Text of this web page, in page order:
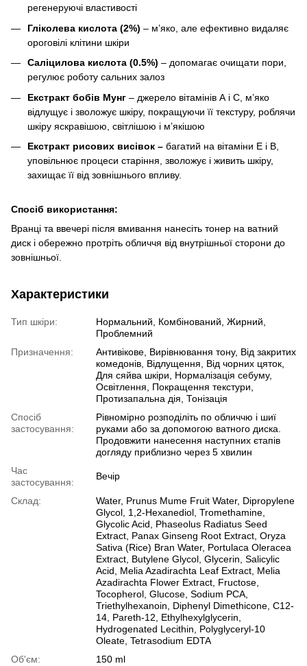
регенеруючі властивості
Гліколева кислота (2%) – м’яко, але ефективно видаляє
ороговілі клітини шкіри
Саліцилова кислота (0.5%) – допомагає очищати пори,
регулює роботу сальних залоз
Екстракт бобів Мунг – джерело вітамінів А і С, м’яко
відлущує і зволожує шкіру, покращуючи її текстуру, роблячи
шкіру яскравішою, світлішою і м’якішою
Екстракт рисових висівок – багатий на вітаміни E і B,
уповільнює процеси старіння, зволожує і живить шкіру,
захищає її від зовнішнього впливу.
Спосіб використання:
Вранці та ввечері після вмивання нанесіть тонер на ватний
диск і обережно протріть обличчя від внутрішньої сторони до
зовнішньої.
Характеристики
Тип шкіри:
Нормальний, Комбінований, Жирний,
Проблемний
Призначення:
Антивікове, Вирівнювання тону, Від закритих
комедонів, Відлущення, Від чорних цяток,
Для сяйва шкіри, Нормалізація себуму,
Освітлення, Покращення текстури,
Протизапальна дія, Тонізація
Спосіб
застосування:
Рівномірно розподіліть по обличчю і шиї
руками або за допомогою ватного диска.
Продовжити нанесення наступних єтапів
догляду приблизно через 5 хвилин
Час
застосування:
Вечір
Склад:
Water, Prunus Mume Fruit Water, Dipropylene
Glycol, 1,2-Hexanediol, Tromethamine,
Glycolic Acid, Phaseolus Radiatus Seed
Extract, Panax Ginseng Root Extract, Oryza
Sativa (Rice) Bran Water, Portulaca Oleracea
Extract, Butylene Glycol, Glycerin, Salicylic
Acid, Melia Azadirachta Leaf Extract, Melia
Azadirachta Flower Extract, Fructose,
Tocopherol, Glucose, Sodium PCA,
Triethylhexanoin, Diphenyl Dimethicone, C12-
14, Pareth-12, Ethylhexylglycerin,
Hydrogenated Lecithin, Polyglyceryl-10
Oleate, Tetrasodium EDTA
Об'єм:
150 ml